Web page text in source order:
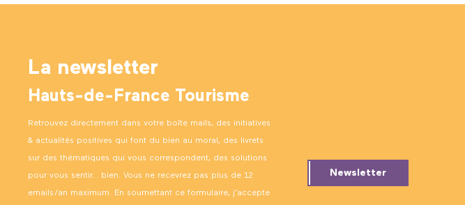
La newsletter
Hauts-de-France Tourisme
Retrouvez directement dans votre boîte mails, des initiatives
& actualités positives qui font du bien au moral, des livrets
sur des thématiques qui vous correspondent, des solutions
pour vous sentir… bien. Vous ne recevrez pas plus de 12
emails/an maximum. En soumettant ce formulaire, j’accepte
Newsletter